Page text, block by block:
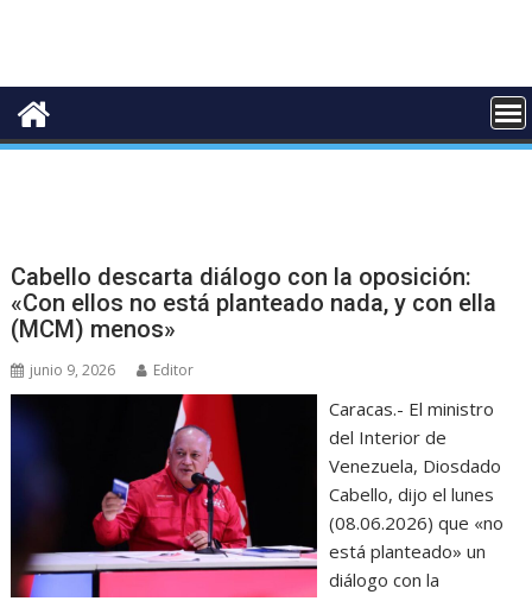
Cabello descarta diálogo con la oposición:
«Con ellos no está planteado nada, y con ella
(MCM) menos»
junio 9, 2026 Editor
Caracas.- El ministro
del Interior de
Venezuela, Diosdado
Cabello, dijo el lunes
(08.06.2026) que «no
está planteado» un
diálogo con la